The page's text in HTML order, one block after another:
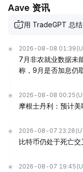
Aave 资讯
用 TradeGPT 总结
2026-08-08 01:39
7月非农就业数据未
称，9月是否加息仍
2026-08-08 00:25
摩根士丹利：预计
2026-08-07 23:28
比特币仍处于死亡
2026-08-07 19:45